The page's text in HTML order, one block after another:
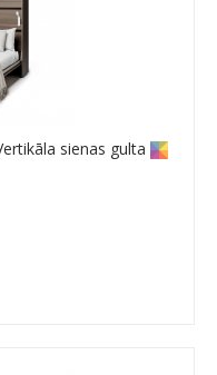
sienas gulta